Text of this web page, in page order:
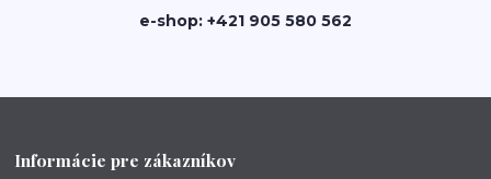
e-shop: +421 905 580 562
Informácie pre zákazníkov